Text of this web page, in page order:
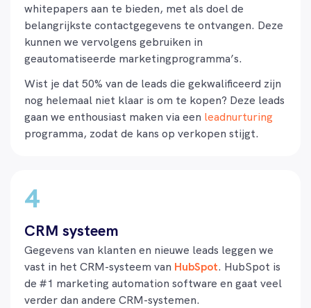
whitepapers aan te bieden, met als doel de
belangrijkste contactgegevens te ontvangen. Deze
kunnen we vervolgens gebruiken in
geautomatiseerde marketingprogramma’s.
Wist je dat 50% van de leads die gekwalificeerd zijn
nog helemaal niet klaar is om te kopen? Deze leads
gaan we enthousiast maken via een leadnurturing
programma, zodat de kans op verkopen stijgt.
CRM systeem
Gegevens van klanten en nieuwe leads leggen we
vast in het CRM-systeem van HubSpot. HubSpot is
de #1 marketing automation software en gaat veel
verder dan andere CRM-systemen.